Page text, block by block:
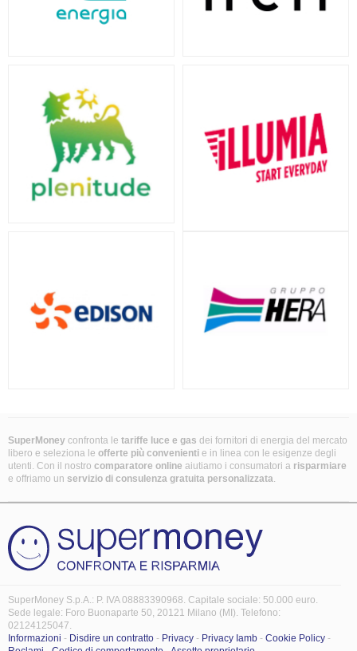
SuperMoney confronta le tariffe luce e gas dei fornitori di energia del mercato
libero e seleziona le offerte più convenienti e in linea con le esigenze degli
utenti. Con il nostro comparatore online aiutiamo i consumatori a risparmiare
e offriamo un servizio di consulenza gratuita personalizzata.
SuperMoney S.p.A.: P. IVA 08883390968. Capitale sociale: 50.000 euro.
Sede legale: Foro Buonaparte 50, 20121 Milano (MI). Telefono:
02124125047.
Informazioni - Disdire un contratto - Privacy - Privacy Iamb - Cookie Policy -